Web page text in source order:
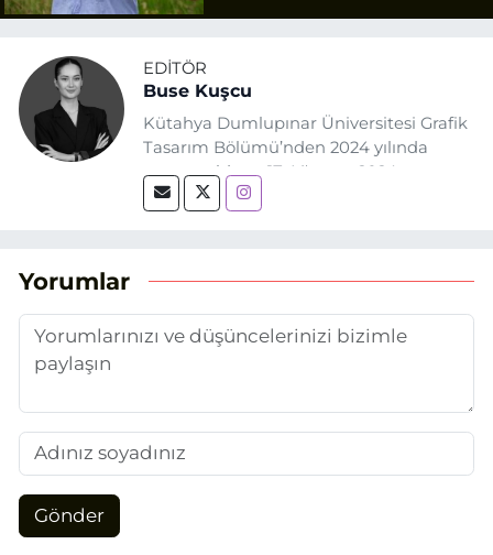
EDITÖR
Buse Kuşcu
Kütahya Dumlupınar Üniversitesi Grafik
Tasarım Bölümü’nden 2024 yılında
mezun oldum. 17 Ağustos 2024
tarihinde, Grafik Tasarım alanında staj
adım attım.
Yorumlar
Gönder